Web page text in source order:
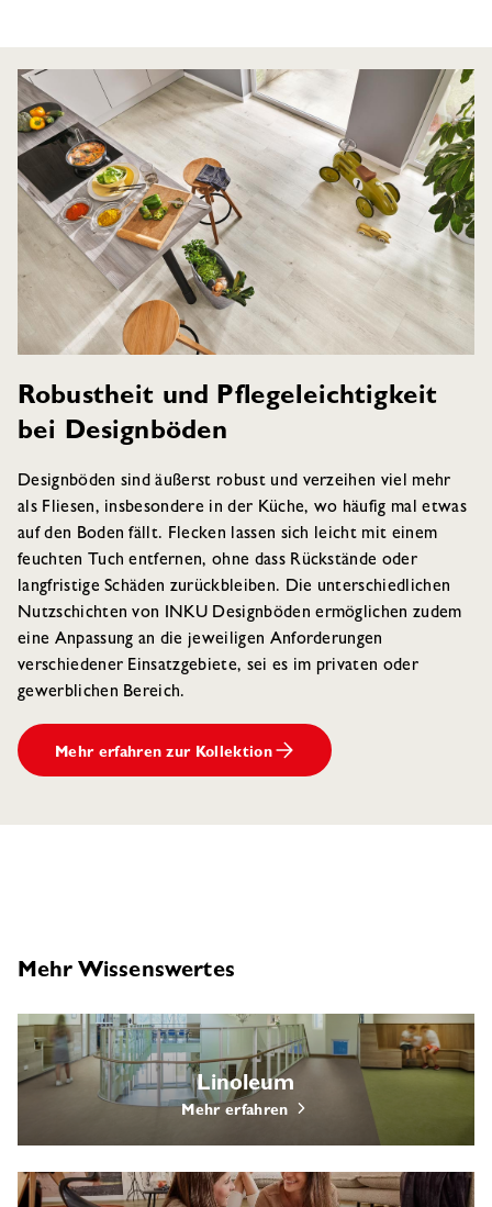
Robustheit und Pflegeleichtigkeit
bei Designböden
Designböden sind äußerst robust und verzeihen viel mehr
als Fliesen, insbesondere in der Küche, wo häufig mal etwas
auf den Boden fällt. Flecken lassen sich leicht mit einem
feuchten Tuch entfernen, ohne dass Rückstände oder
langfristige Schäden zurückbleiben. Die unterschiedlichen
Nutzschichten von INKU Designböden ermöglichen zudem
eine Anpassung an die jeweiligen Anforderungen
verschiedener Einsatzgebiete, sei es im privaten oder
gewerblichen Bereich.
Mehr erfahren zur Kollektion
Mehr Wissenswertes
Linoleum
Mehr erfahren